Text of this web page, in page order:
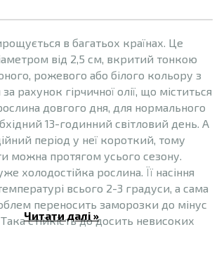
в багатьох країнах. Це
від 2,5 см, вкритий тонкою
рожевого або білого кольору з
рахунок гірчичної олії, що міститься
рослина довгого дня, для нормального
13-годинний світловий день. А
період у неї короткий, тому
можна протягом усього сезону.
холодостійка рослина. Її насіння
всього 2-3 градуси, а сама
переносить заморозки до мінус
стійкість до досить невисоких
Читати далі »